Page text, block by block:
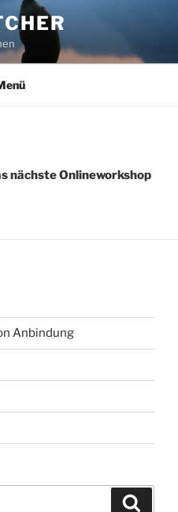
nächste Onlineworkshop
Anbindung